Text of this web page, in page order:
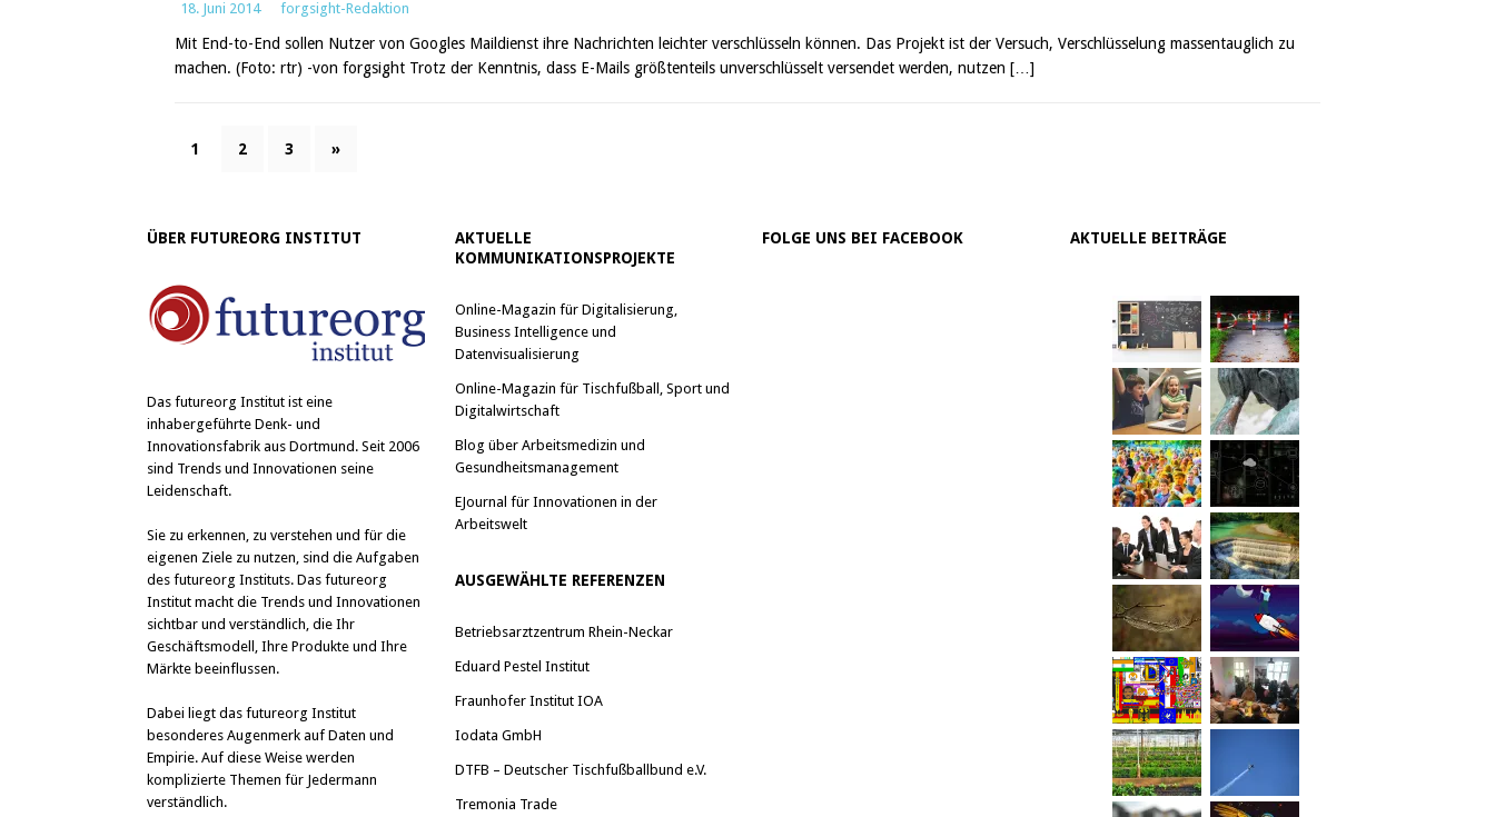
18. Juni 2014 forgsight-Redaktion
Mit End-to-End sollen Nutzer von Googles Maildienst ihre Nachrichten leichter verschlüsseln können. Das Projekt ist der Versuch, Verschlüsselung massentauglich zu
machen. (Foto: rtr) -von forgsight Trotz der Kenntnis, dass E-Mails größtenteils unverschlüsselt versendet werden, nutzen […]
1 2 3 »
ÜBER FUTUREORG INSTITUT
Das futureorg Institut ist eine
inhabergeführte Denk- und
Innovationsfabrik aus Dortmund. Seit 2006
sind Trends und Innovationen seine
Leidenschaft.
Sie zu erkennen, zu verstehen und für die
eigenen Ziele zu nutzen, sind die Aufgaben
des futureorg Instituts. Das futureorg
Institut macht die Trends und Innovationen
sichtbar und verständlich, die Ihr
Geschäftsmodell, Ihre Produkte und Ihre
Märkte beeinflussen.
Dabei liegt das futureorg Institut
besonderes Augenmerk auf Daten und
Empirie. Auf diese Weise werden
komplizierte Themen für Jedermann
verständlich.
AKTUELLE
KOMMUNIKATIONSPROJEKTE
Online-Magazin für Digitalisierung,
Business Intelligence und
Datenvisualisierung
Online-Magazin für Tischfußball, Sport und
Digitalwirtschaft
Blog über Arbeitsmedizin und
Gesundheitsmanagement
EJournal für Innovationen in der
Arbeitswelt
AUSGEWÄHLTE REFERENZEN
Betriebsarztzentrum Rhein-Neckar
Eduard Pestel Institut
Fraunhofer Institut IOA
Iodata GmbH
DTFB – Deutscher Tischfußballbund e.V.
Tremonia Trade
FOLGE UNS BEI FACEBOOK AKTUELLE BEITRÄGE